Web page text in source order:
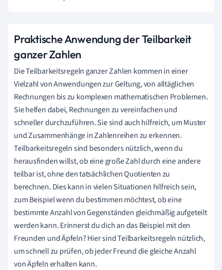
Praktische Anwendung der Teilbarkeit
ganzer Zahlen
Die Teilbarkeitsregeln ganzer Zahlen kommen in einer
Vielzahl von Anwendungen zur Geltung, von alltäglichen
Rechnungen bis zu komplexen mathematischen Problemen.
Sie helfen dabei, Rechnungen zu vereinfachen und
schneller durchzuführen. Sie sind auch hilfreich, um Muster
und Zusammenhänge in Zahlenreihen zu erkennen.
Teilbarkeitsregelnsind besonders nützlich, wenn du
herausfinden willst, ob eine große Zahl durch eine andere
teilbar ist, ohne den tatsächlichen Quotienten zu
berechnen. Dies kann in vielen Situationen hilfreich sein,
zum Beispiel wenn du bestimmen möchtest, ob eine
bestimmte Anzahl von Gegenständen gleichmäßig aufgeteilt
werden kann. Erinnerst du dich an das Beispiel mit den
Freunden und Äpfeln? Hier sind Teilbarkeitsregeln nützlich,
um schnell zu prüfen, ob jeder Freund die gleiche Anzahl
von Äpfeln erhalten kann.